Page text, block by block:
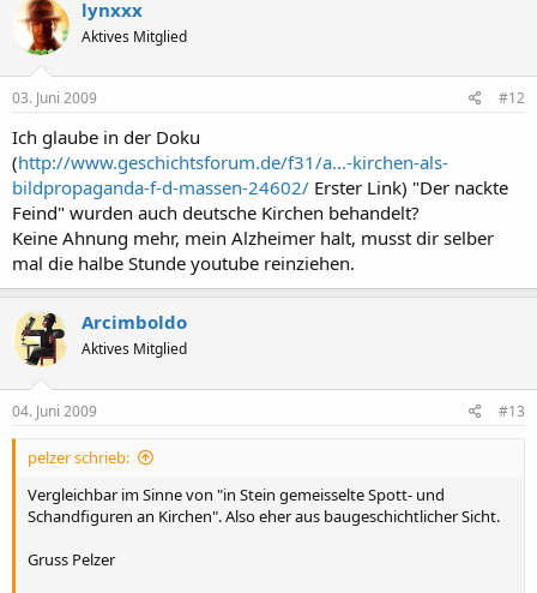
lynxxx
Aktives Mitglied
03. Juni 2009 #12
Ich glaube in der Doku
(http://www.geschichtsforum.de/f31/a...-kirchen-als-
bildpropaganda-f-d-massen-24602/ Erster Link) "Der nackte
Feind" wurden auch deutsche Kirchen behandelt?
Keine Ahnung mehr, mein Alzheimer halt, musst dir selber
mal die halbe Stunde youtube reinziehen.
Arcimboldo
Aktives Mitglied
04. Juni 2009 #13
pelzer schrieb:
Vergleichbar im Sinne von "in Stein gemeisselte Spott- und
Schandfiguren an Kirchen". Also eher aus baugeschichtlicher Sicht.
Gruss Pelzer